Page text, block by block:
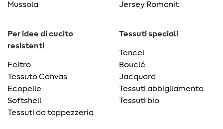
Mussola
Jersey Romanit
Per idee di cucito
resistenti
Feltro
Tessuto Canvas
Ecopelle
Softshell
Tessuti da tappezzeria
Tessuti speciali
Tencel
Bouclé
Jacquard
Tessuti abbigliamento
Tessuti bio